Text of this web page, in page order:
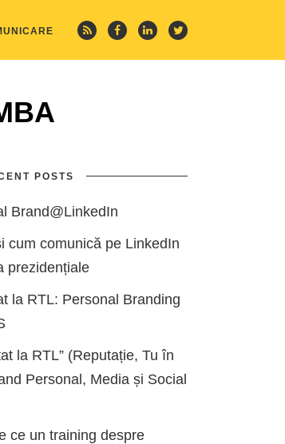
POSTS
Brand@LinkedIn
cum comunică pe LinkedIn
prezidențiale
la RTL: Personal Branding
la RTL” (Reputație, Tu în
Personal, Media și Social
ce un training despre